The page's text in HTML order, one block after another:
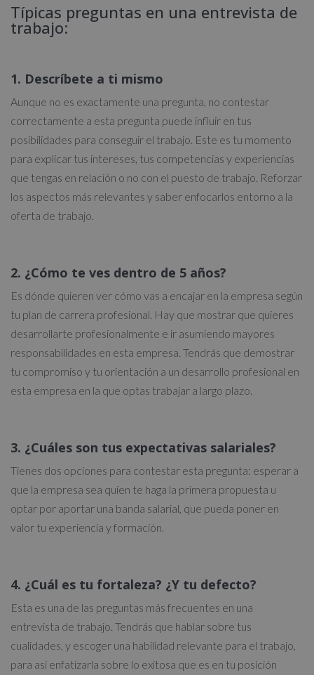
Típicas preguntas en una entrevista de
trabajo:
1. Descríbete a ti mismo
Aunque no es exactamente una pregunta, no contestar
correctamente a esta pregunta puede influir en tus
posibilidades para conseguir el trabajo. Este es tu momento
para explicar tus intereses, tus competencias y experiencias
que tengas en relación o no con el puesto de trabajo. Reforzar
los aspectos más relevantes y saber enfocarlos entorno a la
oferta de trabajo.
2. ¿Cómo te ves dentro de 5 años?
Es dónde quieren ver cómo vas a encajar en la empresa según
tu plan de carrera profesional. Hay que mostrar que quieres
desarrollarte profesionalmente e ir asumiendo mayores
responsabilidades en esta empresa. Tendrás que demostrar
tu compromiso y tu orientación a un desarrollo profesional en
esta empresa en la que optas trabajar a largo plazo.
3. ¿Cuáles son tus expectativas salariales?
Tienes dos opciones para contestar esta pregunta: esperar a
que la empresa sea quien te haga la primera propuesta u
optar por aportar una banda salarial, que pueda poner en
valor tu experiencia y formación.
4. ¿Cuál es tu fortaleza? ¿Y tu defecto?
Esta es una de las preguntas más frecuentes en una
entrevista de trabajo. Tendrás que hablar sobre tus
cualidades, y escoger una habilidad relevante para el trabajo,
para así enfatizarla sobre lo exitosa que es en tu posición